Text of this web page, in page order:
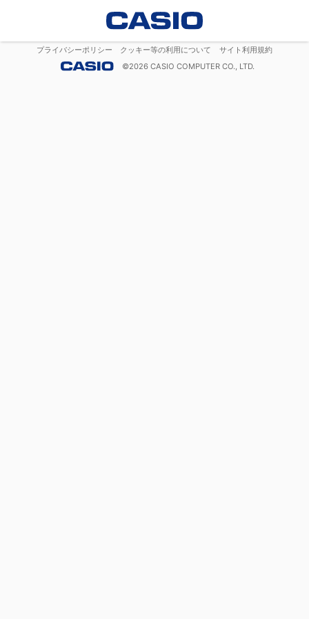
プライバシーポリシー クッキー等の利用について
サイト利用規約
©2026 CASIO COMPUTER CO., LTD.